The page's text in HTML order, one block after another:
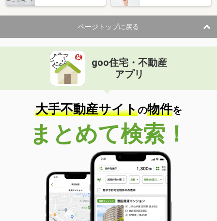
ページトップに戻る
goo住宅・不動産
アプリ
大手不動産サイトの物件を
まとめて検索！